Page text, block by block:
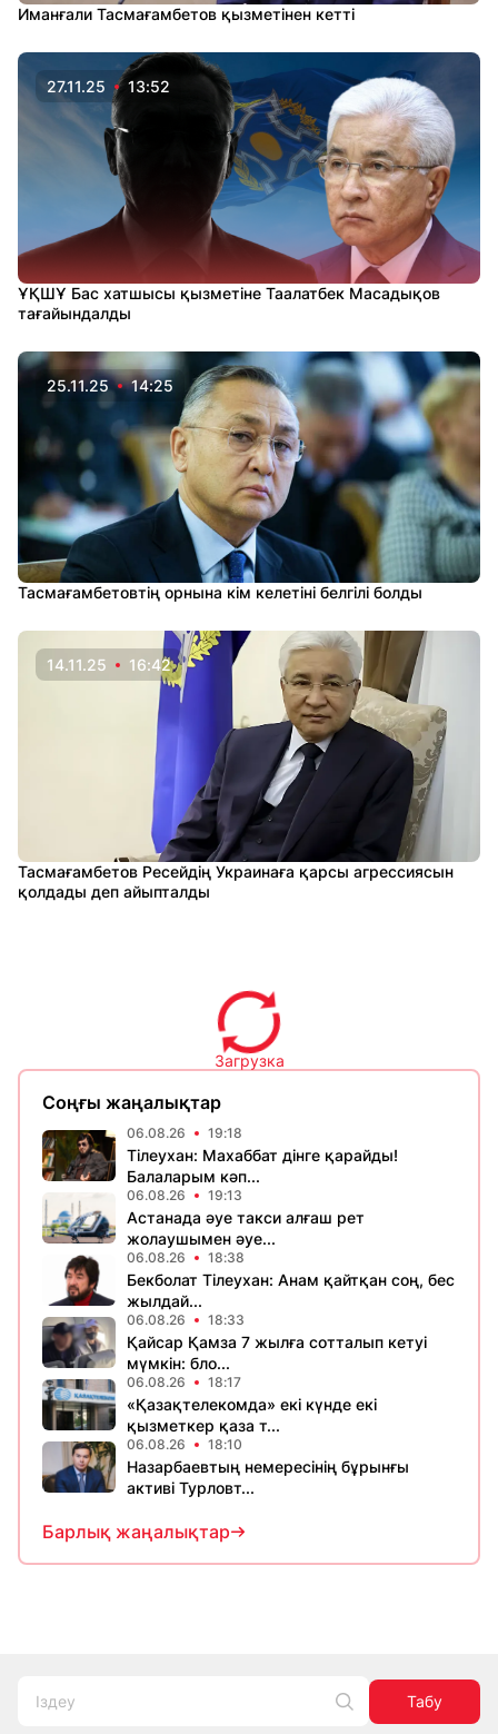
Иманғали Тасмағамбетов қызметінен кетті
27.11.25 13:52
ҰҚШҰ Бас хатшысы қызметіне Таалатбек Масадықов
тағайындалды
25.11.25 14:25
Тасмағамбетовтің орнына кім келетіні белгілі болды
14.11.25 16:42
Тасмағамбетов Ресейдің Украинаға қарсы агрессиясын
қолдады деп айыпталды
Загрузка
Соңғы жаңалықтар
06.08.26 19:18
Тілеухан: Махаббат дінге қарайды!
Балаларым кәп...
06.08.26 19:13
Астанада әуе такси алғаш рет
жолаушымен әуе...
06.08.26 18:38
Бекболат Тілеухан: Анам қайтқан соң, бес
жылдай...
06.08.26 18:33
Қайсар Қамза 7 жылға сотталып кетуі
мүмкін: бло...
06.08.26 18:17
«Қазақтелекомда» екі күнде екі
қызметкер қаза т...
06.08.26 18:10
Назарбаевтың немересінің бұрынғы
активі Турловт...
Барлық жаңалықтар
Табу